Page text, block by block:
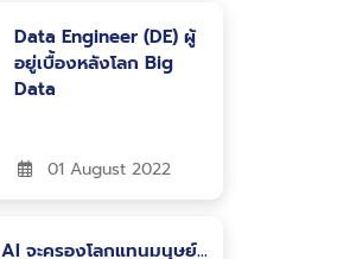
Data Engineer (DE) ผู้
อยู่เบื้องหลังโลก Big
Data
01 August 2022
AI จะครองโลกแทนมนุษย์…